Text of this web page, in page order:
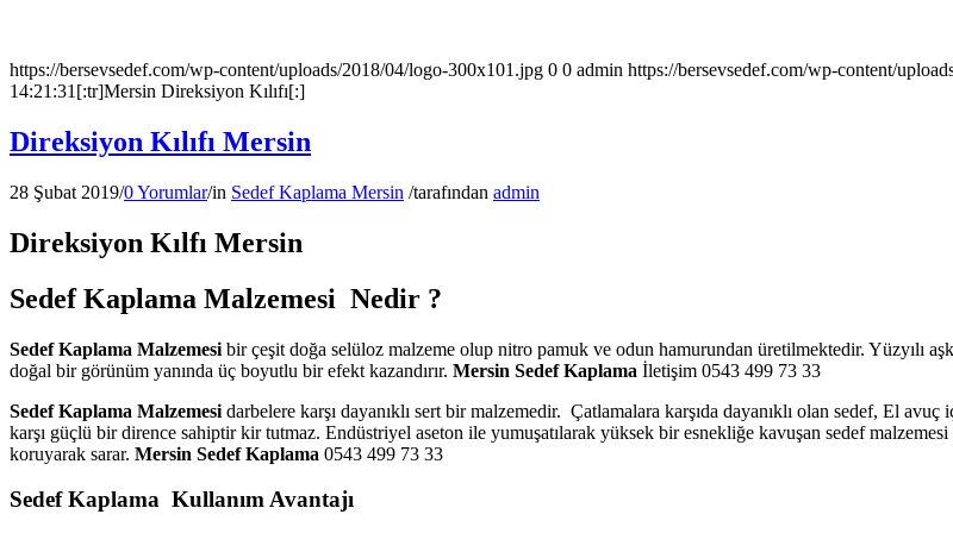
https://bersevsedef.com/wp-content/uploads/2018/04/logo-300x101.jpg 0 0 admin https://bersevsedef.com/wp-content/
14:21:31 [:tr]Mersin Direksiyon Kılıfı[:]
Direksiyon Kılıfı Mersin
28 Şubat 2019/0 Yorumlar/in Sedef Kaplama Mersin /tarafından admin
Direksiyon Kılfı Mersin
Sedef Kaplama Malzemesi Nedir ?
Sedef Kaplama Malzemesi bir çeşit doğa selüloz malzeme olup nitro pamuk ve odun hamurundan üretilmektedir. Yüzyılı
doğal bir görünüm yanında üç boyutlu bir efekt kazandırır. Mersin Sedef Kaplama İletişim 0543 499 73 33
Sedef Kaplama Malzemesi darbelere karşı dayanıklı sert bir malzemedir. Çatlamalara karşıda dayanıklı olan sedef, El
karşı güçlü bir dirence sahiptir kir tutmaz. Endüstriyel aseton ile yumuşatılarak yüksek bir esnekliğe kavuşan sedef
koruyarak sarar. Mersin Sedef Kaplama 0543 499 73 33
Sedef Kaplama Kullanım Avantajı